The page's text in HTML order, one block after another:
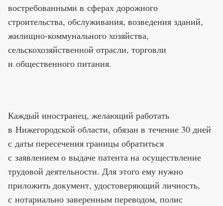
востребованными в сферах дорожного
строительства, обслуживания, возведения зданий,
жилищно-коммунального хозяйства,
сельскохозяйственной отрасли, торговли
и общественного питания.
Каждый иностранец, желающий работать
в Нижегородской области, обязан в течение 30 дней
с даты пересечения границы обратиться
с заявлением о выдаче патента на осуществление
трудовой деятельности. Для этого ему нужно
приложить документ, удостоверяющий личность,
с нотариально заверенным переводом, полис